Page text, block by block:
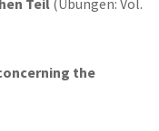
Teil (Übungen: Vol.
the